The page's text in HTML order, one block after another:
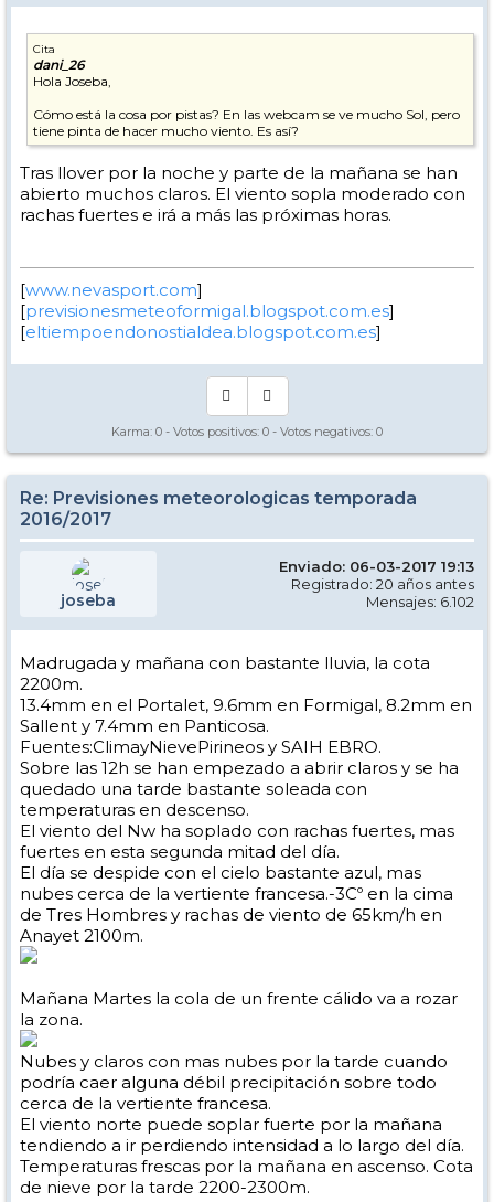
Cita
dani_26
Hola Joseba,
Cómo está la cosa por pistas? En las webcam se ve mucho Sol, pero
tiene pinta de hacer mucho viento. Es así?
Tras llover por la noche y parte de la mañana se han
abierto muchos claros. El viento sopla moderado con
rachas fuertes e irá a más las próximas horas.
[www.nevasport.com]
[previsionesmeteoformigal.blogspot.com.es]
[eltiempoendonostialdea.blogspot.com.es]
Karma: 0 - Votos positivos: 0 - Votos negativos: 0
Re: Previsiones meteorologicas temporada
2016/2017
joseba
Enviado: 06-03-2017 19:13
Registrado: 20 años antes
Mensajes: 6.102
Madrugada y mañana con bastante lluvia, la cota
2200m.
13.4mm en el Portalet, 9.6mm en Formigal, 8.2mm en
Sallent y 7.4mm en Panticosa.
Fuentes:ClimayNievePirineos y SAIH EBRO.
Sobre las 12h se han empezado a abrir claros y se ha
quedado una tarde bastante soleada con
temperaturas en descenso.
El viento del Nw ha soplado con rachas fuertes, mas
fuertes en esta segunda mitad del día.
El día se despide con el cielo bastante azul, mas
nubes cerca de la vertiente francesa.-3Cº en la cima
de Tres Hombres y rachas de viento de 65km/h en
Anayet 2100m.
Mañana Martes la cola de un frente cálido va a rozar
la zona.
Nubes y claros con mas nubes por la tarde cuando
podría caer alguna débil precipitación sobre todo
cerca de la vertiente francesa.
El viento norte puede soplar fuerte por la mañana
tendiendo a ir perdiendo intensidad a lo largo del día.
Temperaturas frescas por la mañana en ascenso. Cota
de nieve por la tarde 2200-2300m.